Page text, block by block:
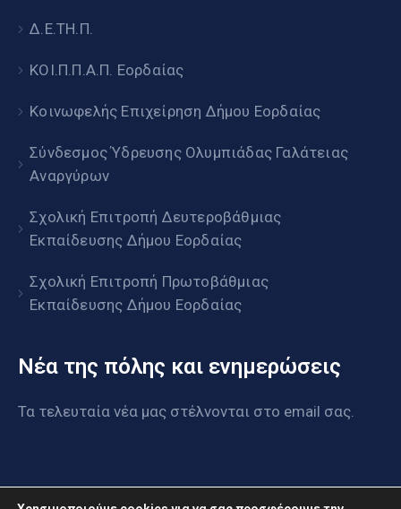
Δ.Ε.ΤΗ.Π.
ΚΟΙ.Π.Π.Α.Π. Εορδαίας
Κοινωφελής Επιχείρηση Δήμου Εορδαίας
Σύνδεσμος Ύδρευσης Ολυμπιάδας Γαλάτειας
Αναργύρων
Σχολική Επιτροπή Δευτεροβάθμιας
Εκπαίδευσης Δήμου Εορδαίας
Σχολική Επιτροπή Πρωτοβάθμιας
Εκπαίδευσης Δήμου Εορδαίας
Νέα της πόλης και ενημερώσεις
Τα τελευταία νέα μας στέλνονται στο email σας.